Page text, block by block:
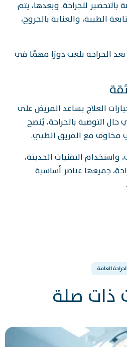
بالتحضير للجراحة. وبعدها، يتم
الطبية، والعناية بالجروح،
بعد الجراحة يلعب دورًا مهمًا في
العلاج يساعد المريض على
التوصية بالجراحة، يُنصح
مخاوف مع الفريق الطبي.
التقنيات الحديثة،
جميعها عناصر أساسية
العامة
ذات صلة